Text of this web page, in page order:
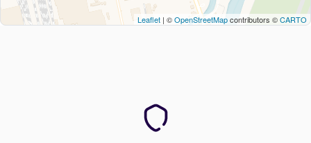
Leaflet | ©OpenStreetMapcontributors ©CARTO